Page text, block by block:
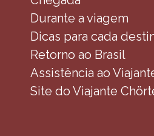
Durante a viagem
Dicas para cada
Retorno ao Brasil
Assistência ao
Site do Viajante